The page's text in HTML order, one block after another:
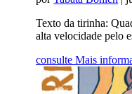
Texto da tirinha:
alta velocidade pelo
consulte Mais